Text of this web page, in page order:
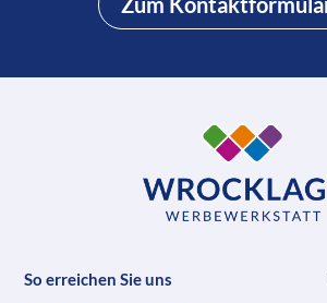
Zum
So erreichen Sie uns